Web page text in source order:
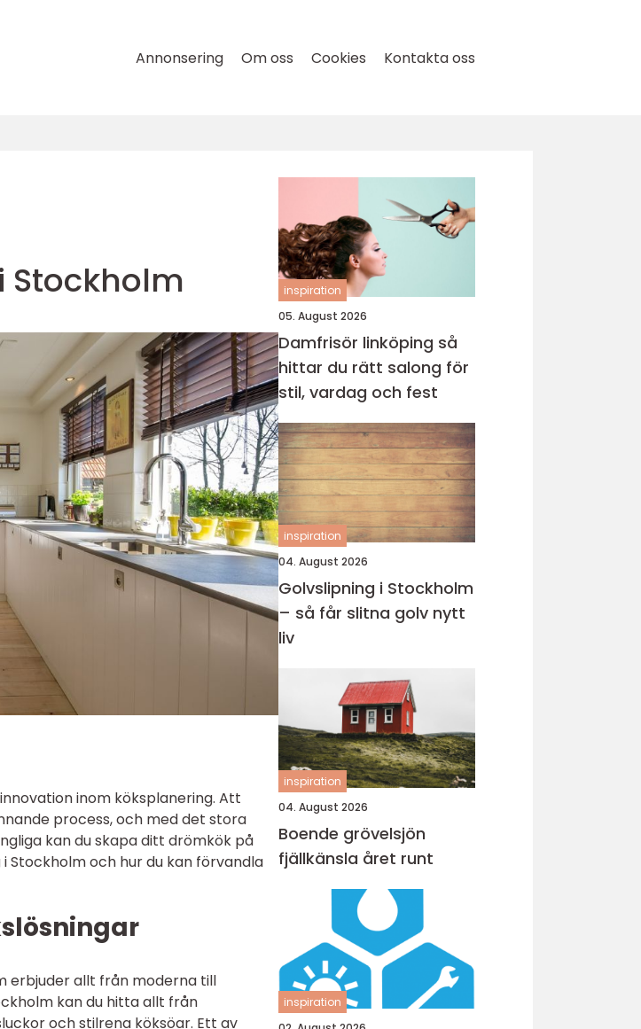
Annonsering Om oss Cookies Kontakta oss
Stockholm
inom köksplanering. Att
process, och med det stora
kan du skapa ditt drömkök på
Stockholm och hur du kan förvandla
erbjuder allt från moderna till
kan du hitta allt från
och stilrena köksöar. Ett av
inspiration
05. August 2026
Damfrisör linköping så
hittar du rätt salong för
stil, vardag och fest
inspiration
04. August 2026
Golvslipning i Stockholm
– så får slitna golv nytt
liv
inspiration
04. August 2026
Boende grövelsjön
fjällkänsla året runt
inspiration